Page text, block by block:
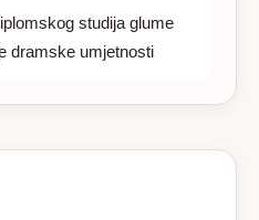
studija glume
dramske umjetnosti